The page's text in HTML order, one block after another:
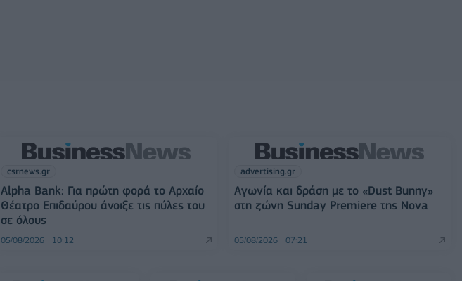
csrnews.gr
Alpha Bank: Για πρώτη φορά το Αρχαίο
Θέατρο Επιδαύρου άνοιξε τις πύλες του
σε όλους
05/08/2026 - 10:12
advertising.gr
Αγωνία και δράση με το «Dust Bunny»
στη ζώνη Sunday Premiere της Nova
05/08/2026 - 07:21